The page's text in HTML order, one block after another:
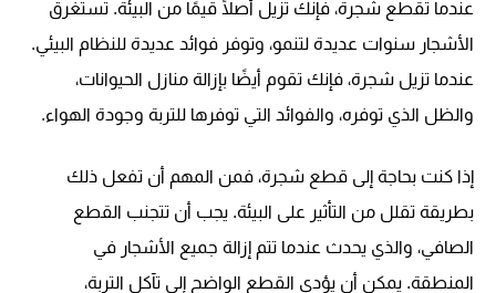
عندما تقطع شجرة، فإنك تزيل أصلًا قيمًا من البيئة. تستغرق
الأشجار سنوات عديدة لتنمو، وتوفر فوائد عديدة للنظام البيئي.
عندما تزيل شجرة، فإنك تقوم أيضًا بإزالة منازل الحيوانات،
والظل الذي توفره، والفوائد التي توفرها للتربة وجودة الهواء.
إذا كنت بحاجة إلى قطع شجرة، فمن المهم أن تفعل ذلك
بطريقة تقلل من التأثير على البيئة. يجب أن تتجنب القطع
الصافي، والذي يحدث عندما تتم إزالة جميع الأشجار في
المنطقة. يمكن أن يؤدي القطع الواضح إلى تآكل التربة،